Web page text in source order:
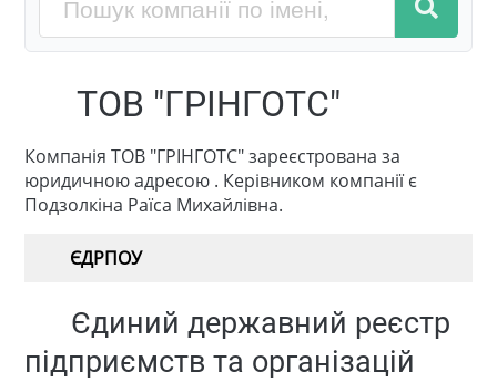
ТОВ "ГРІНГОТС"
Компанія ТОВ "ГРІНГОТС" зареєстрована за
юридичною адресою . Керівником компанії є
Подзолкіна Раїса Михайлівна.
ЄДРПОУ
Єдиний державний реєстр
підприємств та організацій